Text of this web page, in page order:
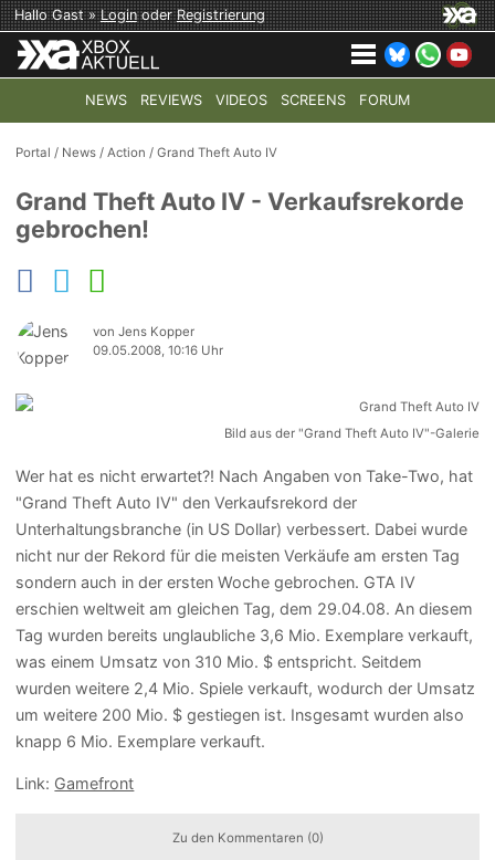
Hallo Gast »LoginoderRegistrierung
NEWS REVIEWS VIDEOS SCREENS FORUM
TOP-THEMEN: COD: MODERN WARFARE 4 HALO:
Portal / News /Action /Grand Theft Auto IV
Grand Theft Auto IV - Verkaufsrekorde
gebrochen!
von Jens Kopper
09.05.2008, 10:16 Uhr
Bild aus der "Grand Theft Auto IV"-Galerie
Wer hat es nicht erwartet?! Nach Angaben von Take-Two, hat
"Grand Theft Auto IV" den Verkaufsrekord der
Unterhaltungsbranche (in US Dollar) verbessert. Dabei wurde
nicht nur der Rekord für die meisten Verkäufe am ersten Tag
sondern auch in der ersten Woche gebrochen. GTA IV
erschien weltweit am gleichen Tag, dem 29.04.08. An diesem
Tag wurden bereits unglaubliche 3,6 Mio. Exemplare verkauft,
was einem Umsatz von 310 Mio. $ entspricht. Seitdem
wurden weitere 2,4 Mio. Spiele verkauft, wodurch der Umsatz
um weitere 200 Mio. $ gestiegen ist. Insgesamt wurden also
knapp 6 Mio. Exemplare verkauft.
Link: Gamefront
Zu den Kommentaren (0)